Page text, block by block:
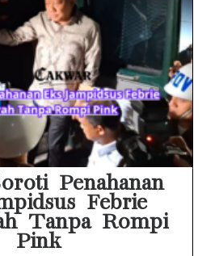
Penahanan
Febrie
Tanpa Rompi
Pink